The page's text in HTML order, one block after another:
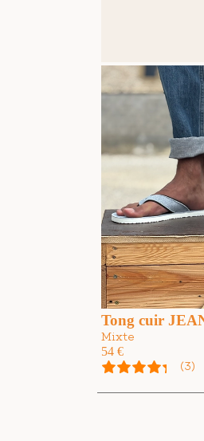
Tong cuir
Mixte
54 €
(3)
Avis